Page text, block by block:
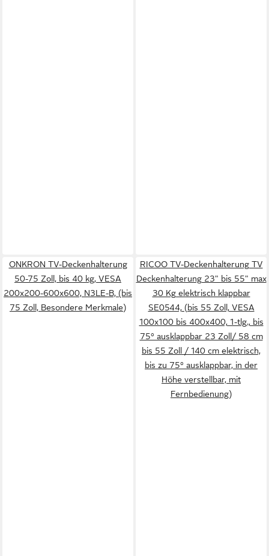
ONKRON TV-Deckenhalterung
50-75 Zoll, bis 40 kg, VESA
200x200-600x600, N3LE-B, (bis
75 Zoll, Besondere Merkmale)
RICOO TV-Deckenhalterung TV
Deckenhalterung 23" bis 55" max
30 Kg elektrisch klappbar
SE0544, (bis 55 Zoll, VESA
100x100 bis 400x400, 1-tlg., bis
75° ausklappbar 23 Zoll/ 58 cm
bis 55 Zoll / 140 cm elektrisch,
bis zu 75° ausklappbar, in der
Höhe verstellbar, mit
Fernbedienung)